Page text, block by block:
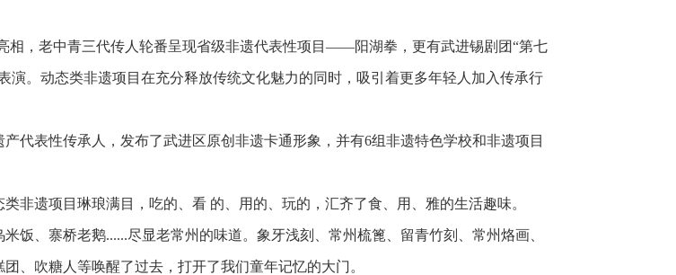
相，老中青三代传人轮番呈现省级非遗代表性项目——阳湖拳，更有武进锡剧团“第七
。动态类非遗项目在充分释放传统文化魅力的同时，吸引着更多年轻人加入传承行
代表性传承人，发布了武进区原创非遗卡通形象，并有6组非遗特色学校和非遗项目
非遗项目琳琅满目，吃的、看 的、用的、玩的，汇齐了食、用、雅的生活趣味。
饭、寨桥老鹅......尽显老常州的味道。象牙浅刻、常州梳篦、留青竹刻、常州烙画、
、吹糖人等唤醒了过去，打开了我们童年记忆的大门。